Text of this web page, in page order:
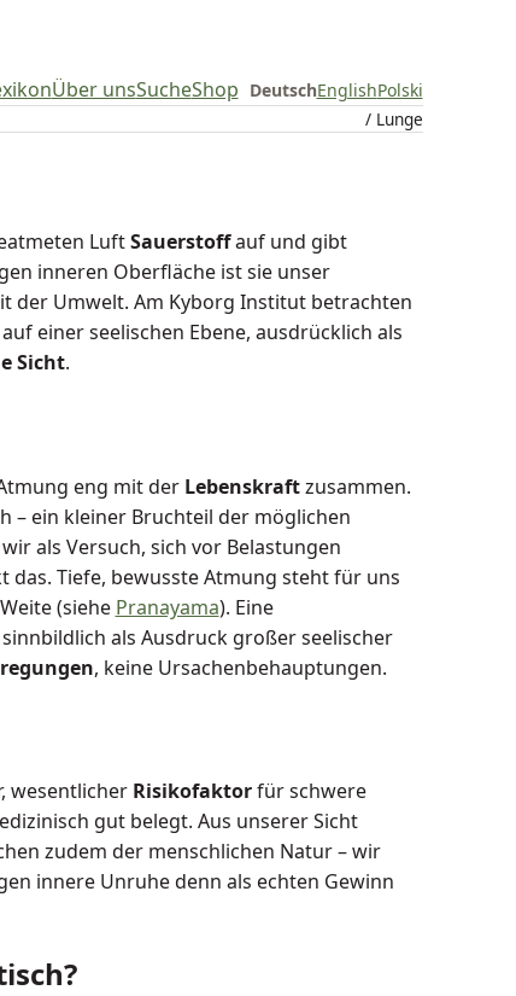
Über unsSucheShop DeutschEnglishPolski
/ Lunge
LuftSauerstoffauf und gibt
inneren Oberfläche ist sie unser
der Umwelt. Am Kyborg Institut betrachten
einer seelischen Ebene, ausdrücklich als
Sicht.
eng mit der Lebenskraftzusammen.
– ein kleiner Bruchteil der möglichen
als Versuch, sich vor Belastungen
das. Tiefe, bewusste Atmung steht für uns
(siehe Pranayama). Eine
als Ausdruck großer seelischer
, keine Ursachenbehauptungen.
wesentlicher Risikofaktorfür schwere
gut belegt. Aus unserer Sicht
zudem der menschlichen Natur – wir
innere Unruhe denn als echten Gewinn